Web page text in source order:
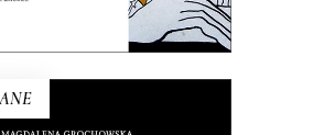
BOOK DO KOSZYKA